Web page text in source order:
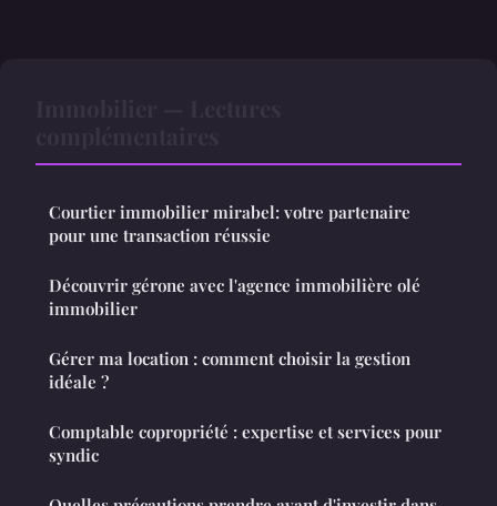
Courtier immobilier mirabel: votre partenaire
pour une transaction réussie
Découvrir gérone avec l'agence immobilière olé
immobilier
Gérer ma location : comment choisir la gestion
idéale ?
Comptable copropriété : expertise et services pour
syndic